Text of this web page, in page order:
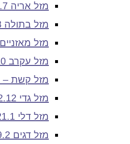
מזל אריה 23.7 – 22.8
מזל בתולה 23.8 – 22.9
מזל מאזניים 23.9 – 22.10
מזל עקרב 24.10 – 22.11
מזל קשת – 22.11 – 21.12
מזל גדי 22.12 – 20.1
מזל דלי 21.1 – 19.2
מזל דגים 19.2 – 20.3